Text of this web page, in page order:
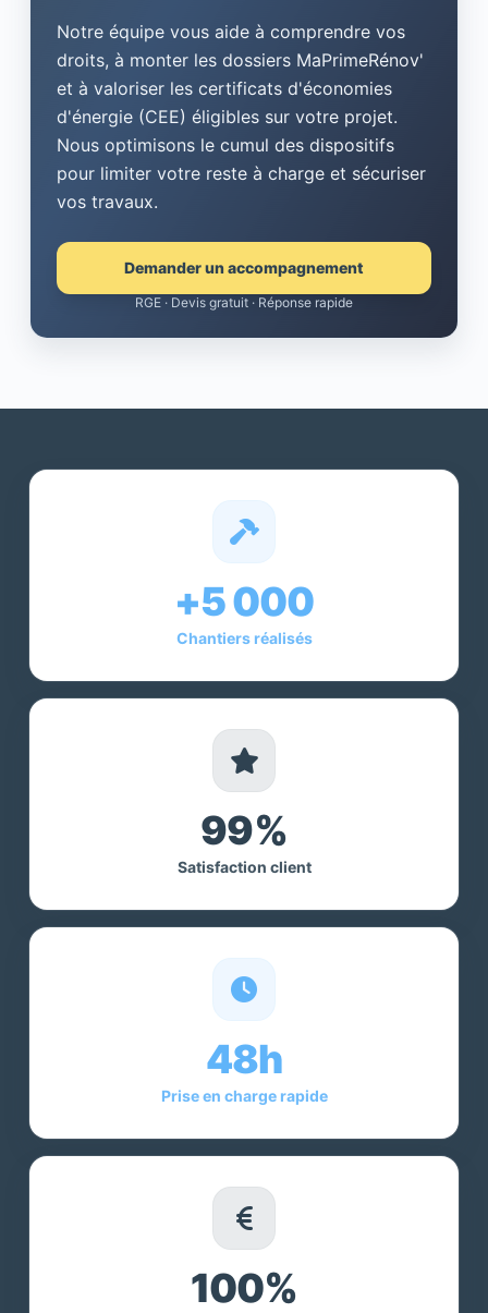
Notre équipe vous aide à comprendre vos
droits, à monter les dossiers MaPrimeRénov'
et à valoriser les certificats d'économies
d'énergie (CEE) éligibles sur votre projet.
Nous optimisons le cumul des dispositifs
pour limiter votre reste à charge et sécuriser
vos travaux.
Demander un accompagnement
RGE · Devis gratuit · Réponse rapide
+5 000
Chantiers réalisés
99%
Satisfaction client
48h
Prise en charge rapide
100%